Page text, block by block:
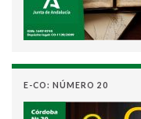
E-CO: NÚMERO 20